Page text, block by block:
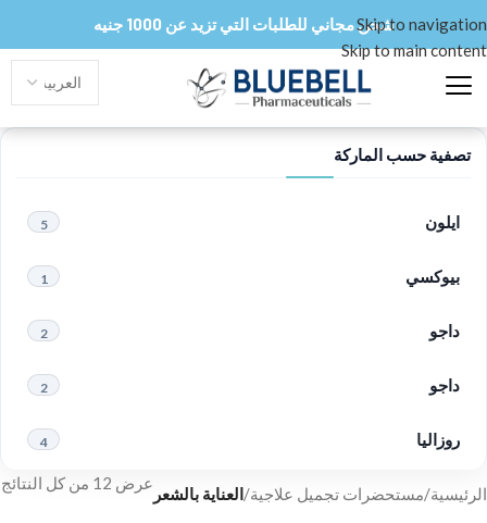
Skip to navigation
Skip to main content
شحن مجاني للطلبات التي تزيد عن 1000 جنيه
تصفية حسب الماركة
ايلون 5
بيوكسي 1
داجو 2
داجو 2
روزاليا 4
الرئيسية/مستحضرات تجميل علاجية/العناية بالشعر
عرض ⁦12⁩ من كل النتائج